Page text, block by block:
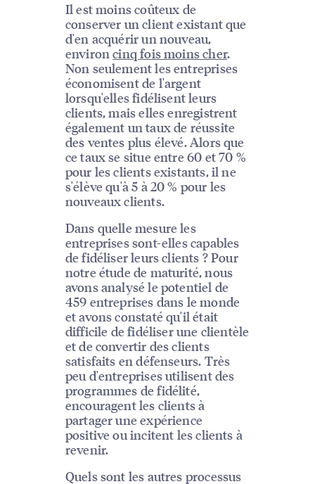
Il est moins coûteux de
conserver un client existant que
d'en acquérir un nouveau,
environcinq fois moins cher.
Non seulement les entreprises
économisent de l'argent
lorsqu'elles fidélisent leurs
clients, mais elles enregistrent
également un taux de réussite
des ventes plus élevé. Alors que
ce taux se situe entre 60 et 70 %
pour les clients existants, il ne
s'élève qu'à 5 à 20 % pour les
nouveaux clients.
Dans quelle mesure les
entreprises sont-elles capables
de fidéliser leurs clients ? Pour
notre étude de maturité, nous
avons analysé le potentiel de
459 entreprises dans le monde
et avons constaté qu'il était
difficile de fidéliser une clientèle
et de convertir des clients
satisfaits en défenseurs. Très
peu d'entreprises utilisent des
programmes de fidélité,
encouragent les clients à
partager une expérience
positive ou incitent les clients à
revenir.
Quels sont les autres processus